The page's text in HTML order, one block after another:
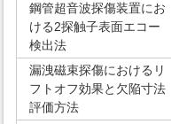
鋼管超音波探傷装置にお
ける2探触子表面エコー
検出法
漏洩磁束探傷におけるリ
フトオフ効果と欠陥寸法
評価方法